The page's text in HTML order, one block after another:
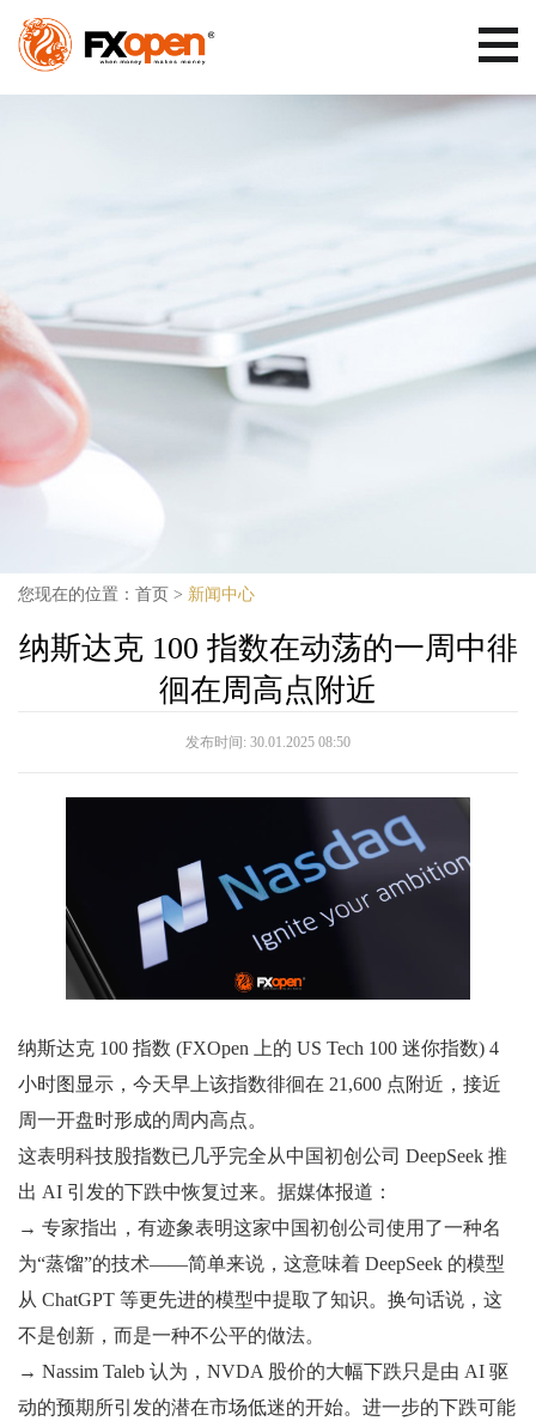
您现在的位置： 首页 > 新闻中心
纳斯达克 100 指数在动荡的一周中徘
徊在周高点附近
发布时间: 30.01.2025 08:50
纳斯达克 100 指数 (FXOpen 上的 US Tech 100 迷你指数) 4
小时图显示，今天早上该指数徘徊在 21,600 点附近，接近
周一开盘时形成的周内高点。
这表明科技股指数已几乎完全从中国初创公司 DeepSeek 推
出 AI 引发的下跌中恢复过来。据媒体报道：
→ 专家指出，有迹象表明这家中国初创公司使用了一种名
为“蒸馏”的技术——简单来说，这意味着 DeepSeek 的模型
从 ChatGPT 等更先进的模型中提取了知识。换句话说，这
不是创新，而是一种不公平的做法。
→ Nassim Taleb 认为，NVDA 股价的大幅下跌只是由 AI 驱
动的预期所引发的潜在市场低迷的开始。进一步的下跌可能